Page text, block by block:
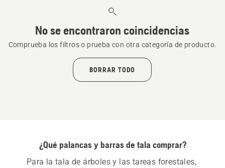
No se encontraron coincidencias
Comprueba los filtros o prueba con otra categoría de producto.
BORRAR TODO
¿Qué palancas y barras de tala comprar?
Para la tala de árboles y las tareas forestales,